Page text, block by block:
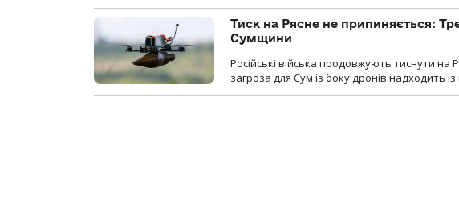
Тиск на Рясне не припиняється:
Сумщини
Російські війська продовжують тиснути
загроза для Сум із боку дронів надходить із